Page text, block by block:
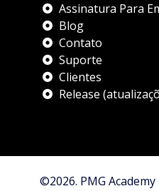
Assinatura Para
Blog
Contato
Suporte
Clientes
Release
©2026. PMG